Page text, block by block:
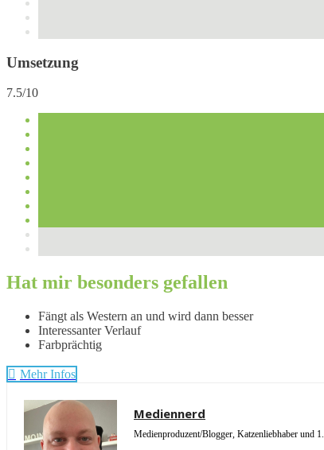
Umsetzung
7.5/10
Hat mir besonders gefallen
Fängt als Western an und wird dann besser
Interessanter Verlauf
Farbprächtig
Mehr Infos
Mediennerd
Medienproduzent/Blogger, Katzenliebhaber und